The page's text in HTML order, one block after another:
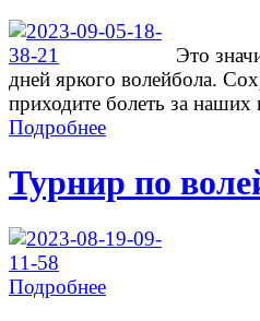
Это
дней яркого волейбола.
приходите болеть за наших
Подробнее
Турнир по
Подробнее